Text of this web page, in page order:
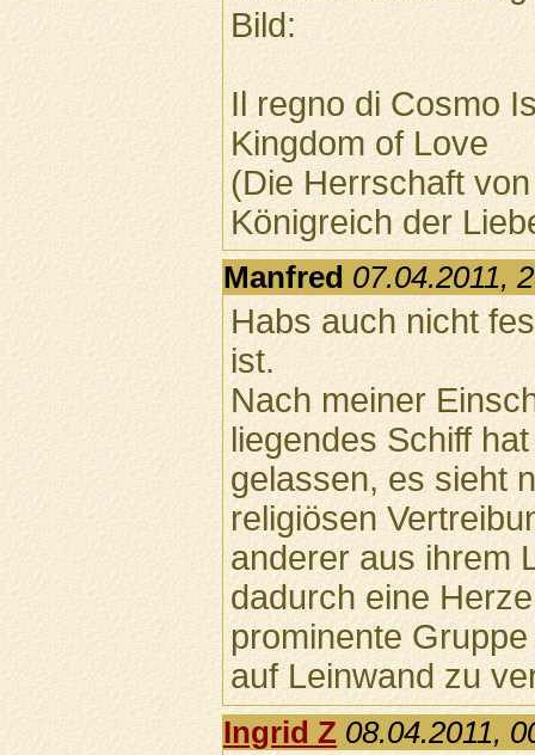
Bild:
Il regno di Cosmo
Kingdom of Love
(Die Herrschaft
Königreich der
Manfred 07.04.2011,
Habs auch nicht
ist.
Nach meiner
liegendes Schiff
gelassen, es sieht
religiösen
anderer aus ihrem
dadurch eine
prominente
auf Leinwand zu
Ingrid Z 08.04.2011,